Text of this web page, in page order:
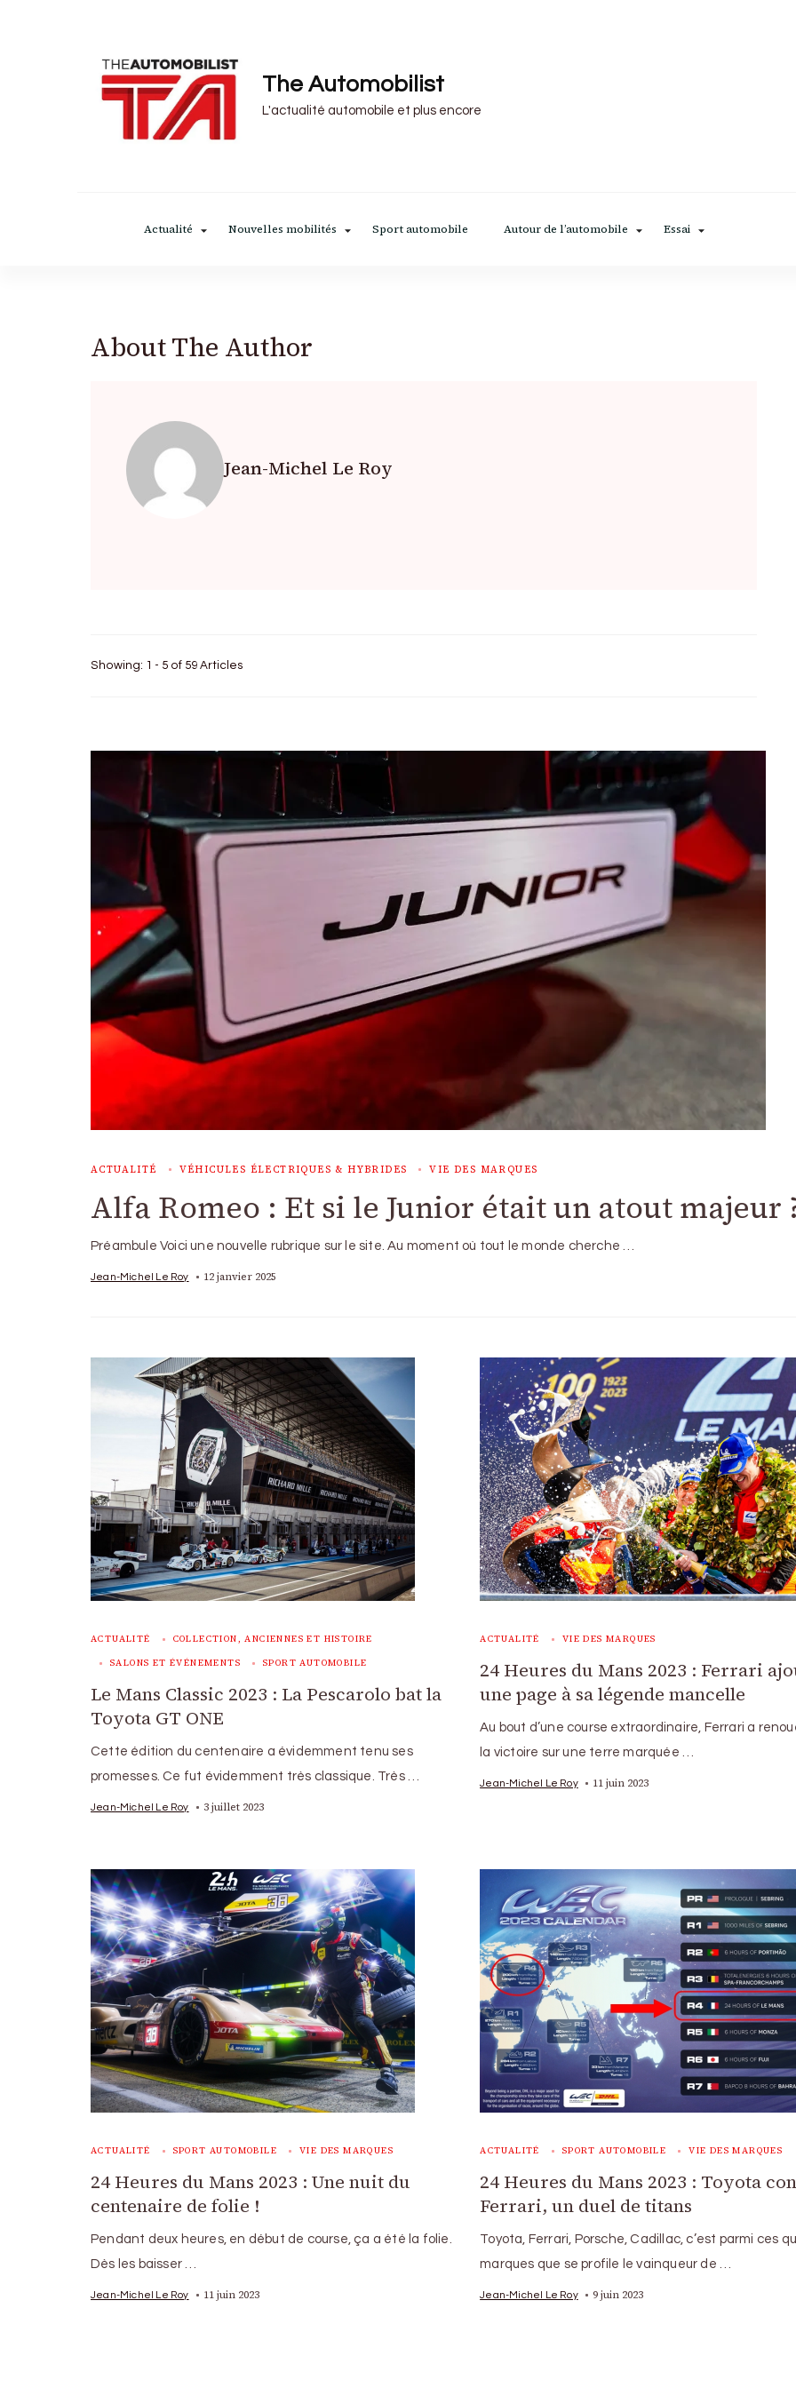
The Automobilist
L'actualité automobile et plus encore
Actualité Nouvelles mobilités Sport automobile Autour de l’automobile Essai
About The Author
Jean-Michel Le Roy
Showing: 1 - 5 of 59 Articles
ACTUALITÉ VÉHICULES ÉLECTRIQUES & HYBRIDES VIE DES MARQUES
Alfa Romeo : Et si le Junior était un atout majeur
Préambule Voici une nouvelle rubrique sur le site. Au moment où tout le monde cherche …
Jean-Michel Le Roy 12 janvier 2025
ACTUALITÉ COLLECTION, ANCIENNES ET HISTOIRE
SALONS ET ÉVÉNEMENTS SPORT AUTOMOBILE
Le Mans Classic 2023 : La Pescarolo bat la
Toyota GT ONE
Cette édition du centenaire a évidemment tenu ses
promesses. Ce fut évidemment très classique. Très …
Jean-Michel Le Roy 3 juillet 2023
ACTUALITÉ VIE DES MARQUES
24 Heures du Mans 2023 : Ferrari
une page à sa légende mancelle
Au bout d’une course extraordinaire, Ferrari a
la victoire sur une terre marquée …
Jean-Michel Le Roy 11 juin 2023
ACTUALITÉ SPORT AUTOMOBILE VIE DES MARQUES
24 Heures du Mans 2023 : Une nuit du
centenaire de folie !
Pendant deux heures, en début de course, ça a été la folie.
Dès les baisser …
Jean-Michel Le Roy 11 juin 2023
ACTUALITÉ SPORT AUTOMOBILE VIE DES MARQUES
24 Heures du Mans 2023 : Toyota
Ferrari, un duel de titans
Toyota, Ferrari, Porsche, Cadillac, c’est parmi ces
marques que se profile le vainqueur de …
Jean-Michel Le Roy 9 juin 2023